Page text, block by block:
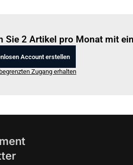
Sie 2 Artikel pro Monat mit
Account erstellen
Zugang erhalten